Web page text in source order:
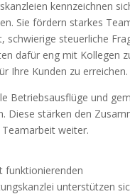
kennzeichnen
Sie fördern starkes
schwierige steuerliche
dafür eng mit Kollegen
Ihre Kunden zu erreichen.
Betriebsausflüge und
Diese stärken den
weiter.
funktionierenden
unterstützen